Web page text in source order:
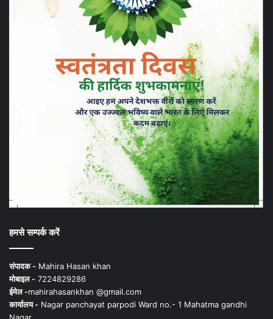
हमसे सम्पर्क करें
संपादक - Mahira Hasan khan
मोबाइल - 7224829286
ईमेल -mahirahasankhan @gmail.com
कार्यालय - Nagar panchayat parpodi Ward no.- 1 Mahatma gandhi